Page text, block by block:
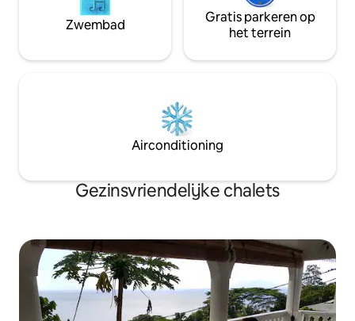
Zwembad
Gratis parkeren op
het terrein
Airconditioning
Gezinsvriendelijke chalets